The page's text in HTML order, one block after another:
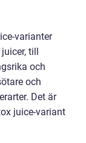
varianter
till
och
och
Det är
juice-variant